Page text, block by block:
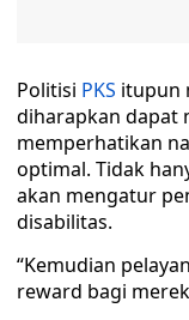
Politisi PKS itupun
diharapkan dapat
memperhatikan
optimal. Tidak
akan mengatur
disabilitas.
“Kemudian
reward bagi